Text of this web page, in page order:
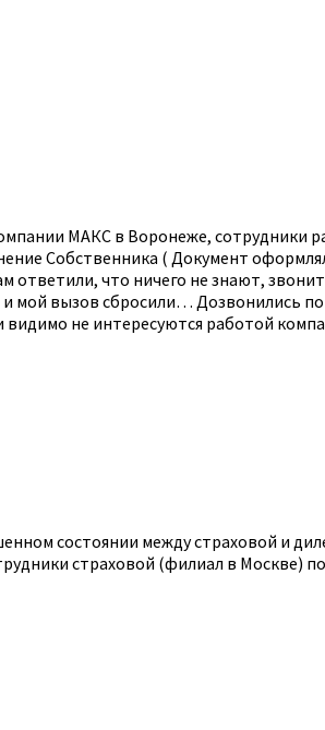
МАКС в Воронеже, сотрудники
Собственника ( Документ
что ничего не знают,
мой вызов сбросили… Дозвонились
видимо не интересуются работой
состоянии между страховой и
страховой (филиал в Москве)